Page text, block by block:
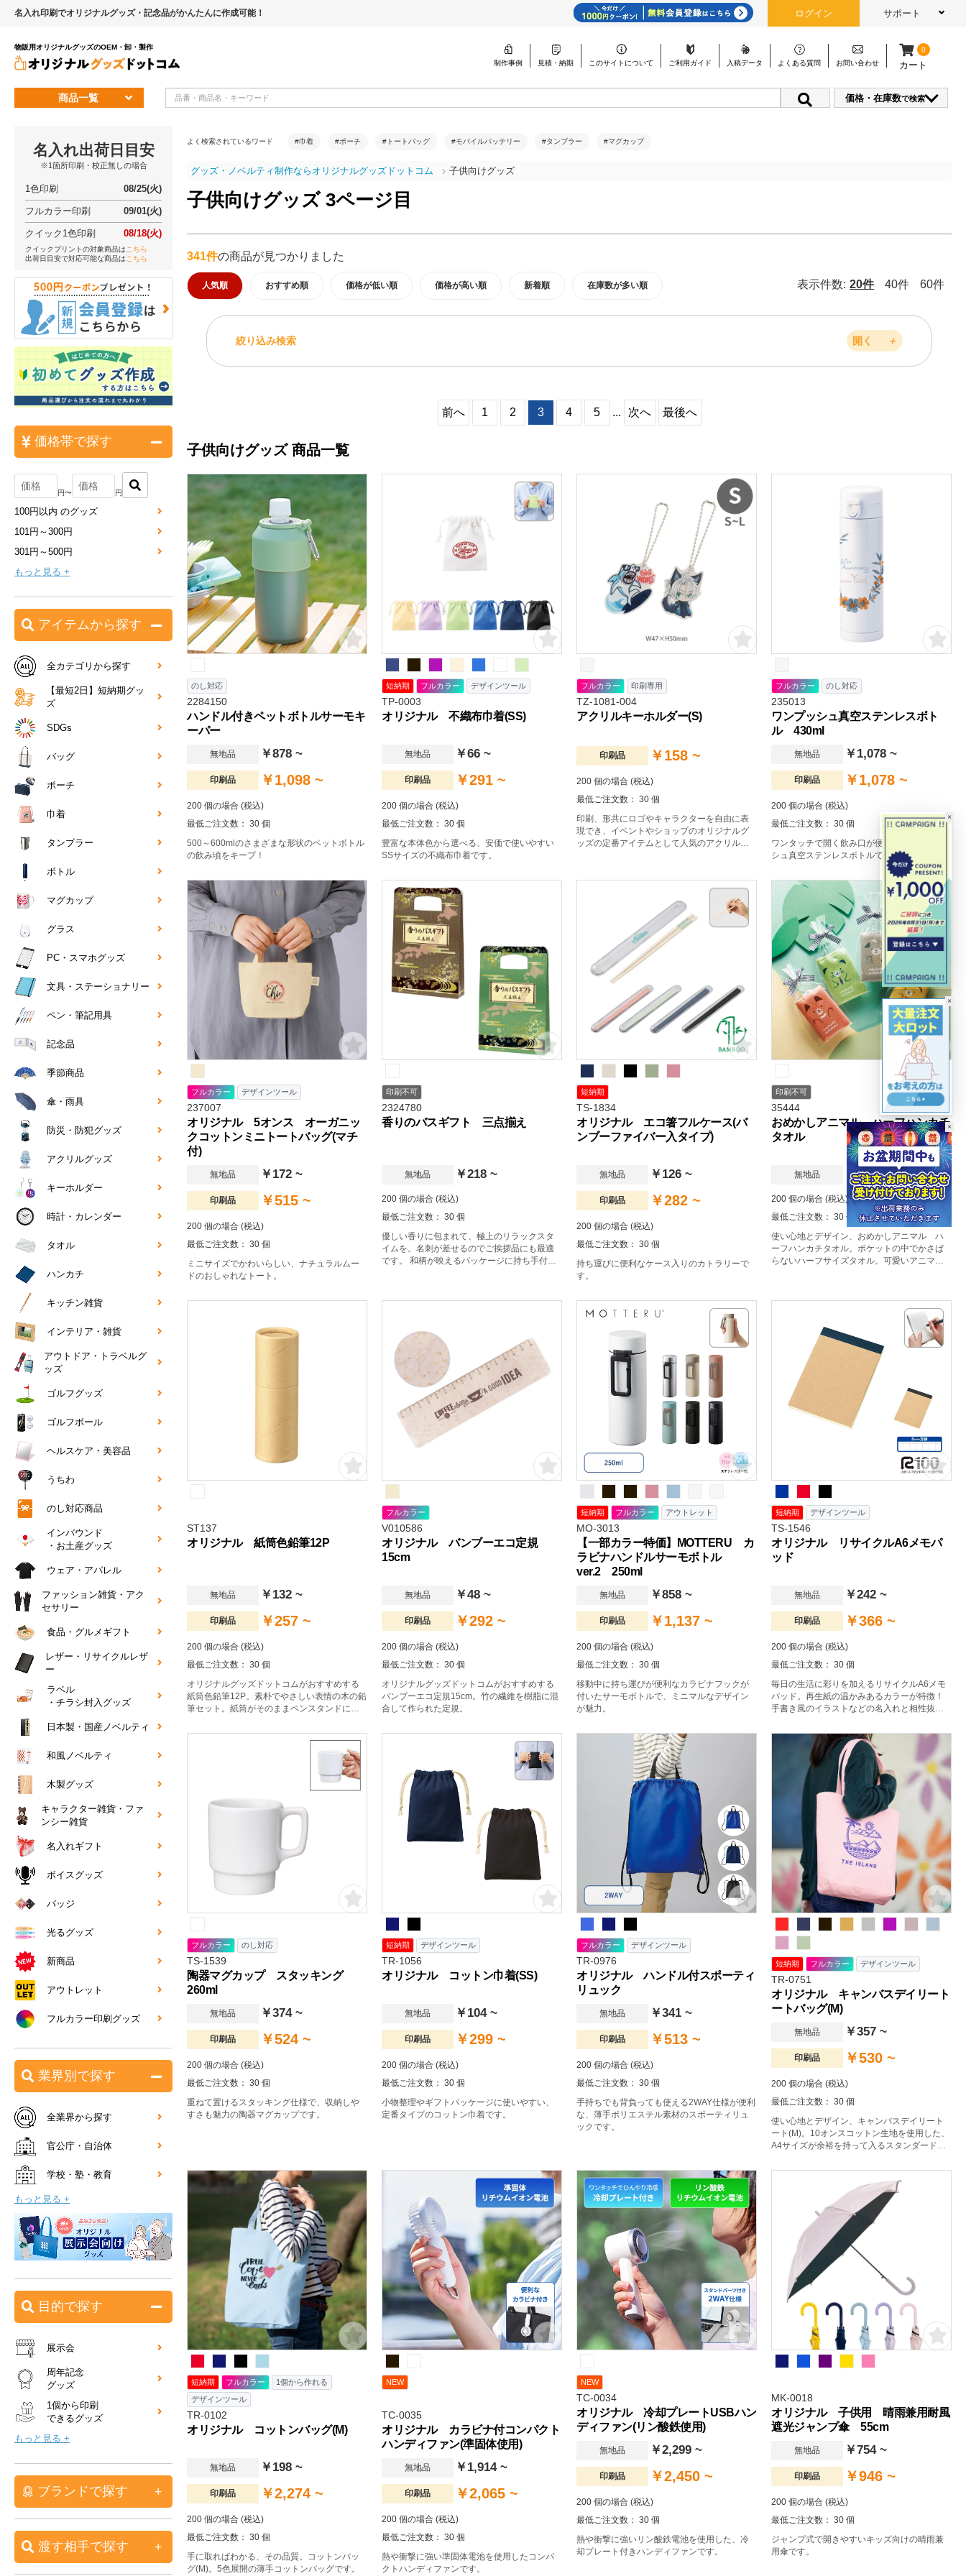
名入れ印刷でオリジナルグッズ・記念品がかんたんに作成可能！ ログイン サポート
物販用オリジナルグッズのOEM・卸・製作
制作事例
見積・納期 このサイトについて ご利用ガイド 入稿データ よくある質問 お問い合わせ
0
カート
商品一覧 価格・在庫数で検索
よく検索されているワード #巾着 #ポーチ #トートバッグ #モバイルバッテリー #タンブラー #マグカップ
グッズ・ノベルティ制作ならオリジナルグッズドットコム 子供向けグッズ
子供向けグッズ 3ページ目
341件の商品が見つかりました
人気順 おすすめ順 価格が低い順 価格が高い順 新着順 在庫数が多い順 表示件数: 20件 40件 60件
絞り込み検索 開く ＋
前へ 1 2 3 4 5 ... 次へ 最後へ
子供向けグッズ 商品一覧
のし対応
2284150
ハンドル付きペットボトルサーモキ
ーパー
無地品 ￥878 ~
印刷品 ￥1,098 ~
200 個の場合 (税込)
最低ご注文数： 30 個
500～600mlのさまざまな形状のペットボトル
の飲み頃をキープ！
短納期 フルカラー デザインツール
TP-0003
オリジナル 不織布巾着(SS)
無地品 ￥66 ~
印刷品 ￥291 ~
200 個の場合 (税込)
最低ご注文数： 30 個
豊富な本体色から選べる、安価で使いやすい
SSサイズの不織布巾着です。
フルカラー 印刷専用
TZ-1081-004
アクリルキーホルダー(S)
印刷品 ￥158 ~
200 個の場合 (税込)
最低ご注文数： 30 個
印刷、形共にロゴやキャラクターを自由に表
現でき、イベントやショップのオリジナルグ
ッズの定番アイテムとして人気のアクリルキ
フルカラー のし対応
235013
ワンプッシュ真空ステンレスボト
ル 430ml
無地品 ￥1,078 ~
印刷品 ￥1,078 ~
200 個の場合 (税込)
最低ご注文数： 30 個
ワンタッチで開く飲み口が便利な、ワンプッ
シュ真空ステンレスボトルです。
フルカラー デザインツール
237007
オリジナル 5オンス オーガニッ
クコットンミニトートバッグ(マチ
付)
無地品 ￥172 ~
印刷品 ￥515 ~
200 個の場合 (税込)
最低ご注文数： 30 個
ミニサイズでかわいらしい、ナチュラルムー
ドのおしゃれなトート。
印刷不可
2324780
香りのバスギフト 三点揃え
無地品 ￥218 ~
200 個の場合 (税込)
最低ご注文数： 30 個
優しい香りに包まれて、極上のリラックスタ
イムを。名刺が差せるのでご挨拶品にも最適
です。 和柄が映えるパッケージに持ち手付き
短納期
TS-1834
オリジナル エコ箸フルケース(バ
ンブーファイバー入タイプ)
無地品 ￥126 ~
印刷品 ￥282 ~
200 個の場合 (税込)
最低ご注文数： 30 個
持ち運びに便利なケース入りのカトラリーで
す。
印刷不可
35444
おめかしアニマル ハーフハンカチ
タオル
無地品 ￥55 ~
200 個の場合 (税込)
最低ご注文数： 30 個
使い心地とデザイン、おめかしアニマル ハ
ーフハンカチタオル。ポケットの中でかさば
らないハーフサイズタオル。可愛いアニマル
ST137
オリジナル 紙筒色鉛筆12P
無地品 ￥132 ~
印刷品 ￥257 ~
200 個の場合 (税込)
最低ご注文数： 30 個
オリジナルグッズドットコムがおすすめする
紙筒色鉛筆12P。素朴でやさしい表情の木の鉛
筆セット。紙筒がそのままペンスタンドに。6
けイベントで配布すれば、喜ばれること間違
フルカラー
V010586
オリジナル バンブーエコ定規
15cm
無地品 ￥48 ~
印刷品 ￥292 ~
200 個の場合 (税込)
最低ご注文数： 30 個
オリジナルグッズドットコムがおすすめする
バンブーエコ定規15cm。竹の繊維を樹脂に混
合して作られた定規。
短納期 フルカラー アウトレット
MO-3013
【一部カラー特価】MOTTERU カ
ラビナハンドルサーモボトル
ver.2 250ml
無地品 ￥858 ~
印刷品 ￥1,137 ~
200 個の場合 (税込)
最低ご注文数： 30 個
移動中に持ち運びが便利なカラビナフックが
付いたサーモボトルで、ミニマルなデザイン
が魅力。
短納期 デザインツール
TS-1546
オリジナル リサイクルA6メモパ
ッド
無地品 ￥242 ~
印刷品 ￥366 ~
200 個の場合 (税込)
最低ご注文数： 30 個
毎日の生活に彩りを加えるリサイクルA6メモ
パッド。再生紙の温かみあるカラーが特徴！
手書き風のイラストなどの名入れと相性抜
を取ろう 背表紙の色は三色の中からデザイン
と合うお好きな色をお選びください。 様々な
シーンで使用する機会が多いメモ帳は、送り
もとして。毎日の生活をより快適に。
フルカラー のし対応
TS-1539
陶器マグカップ スタッキング
260ml
無地品 ￥374 ~
印刷品 ￥524 ~
200 個の場合 (税込)
最低ご注文数： 30 個
重ねて置けるスタッキング仕様で、収納しや
すさも魅力の陶器マグカップです。
短納期 デザインツール
TR-1056
オリジナル コットン巾着(SS)
無地品 ￥104 ~
印刷品 ￥299 ~
200 個の場合 (税込)
最低ご注文数： 30 個
小物整理やギフトパッケージに使いやすい、
定番タイプのコットン巾着です。
フルカラー デザインツール
TR-0976
オリジナル ハンドル付スポーティ
リュック
無地品 ￥341 ~
印刷品 ￥513 ~
200 個の場合 (税込)
最低ご注文数： 30 個
手持ちでも背負っても使える2WAY仕様が便利
な、薄手ポリエステル素材のスポーティリュ
ックです。
短納期 フルカラー デザインツール
TR-0751
オリジナル キャンバスデイリート
ートバッグ(M)
無地品 ￥357 ~
印刷品 ￥530 ~
200 個の場合 (税込)
最低ご注文数： 30 個
使い心地とデザイン、キャンバスデイリート
ート(M)。10オンスコットン生地を使用した、
A4サイズが余裕を持って入るスタンダードな
やイベントのノベルティなど幅広くご利用い
ただけます。肩掛けのできる持ち手の長さが
ありますので、かさばる荷物を入れてもスマ
ートに持ち歩けます。エコバッグやサブバッ
グにもちょうど良いサイズです。印刷面が広
く、単色もフルカラー印刷にも対応しており
ますので、様々なデザインでオリジナルのト
ートバッグを作成でき。
短納期 フルカラー
1個から作れる
デザインツール
TR-0102
オリジナル コットンバッグ(M)
無地品 ￥198 ~
印刷品 ￥2,274 ~
200 個の場合 (税込)
最低ご注文数： 30 個
手に取ればわかる、その品質。コットンバッ
グ(M)。5色展開の薄手コットンバッグです。
NEW
TC-0035
オリジナル カラビナ付コンパクト
ハンディファン(準固体使用)
無地品 ￥1,914 ~
印刷品 ￥2,065 ~
200 個の場合 (税込)
最低ご注文数： 30 個
熱や衝撃に強い準固体電池を使用したコンパ
クトハンディファンです。
NEW
TC-0034
オリジナル 冷却プレートUSBハン
ディファン(リン酸鉄使用)
無地品 ￥2,299 ~
印刷品 ￥2,450 ~
200 個の場合 (税込)
最低ご注文数： 30 個
熱や衝撃に強いリン酸鉄電池を使用した、冷
却プレート付きハンディファンです。
MK-0018
オリジナル 子供用 晴雨兼用耐風
遮光ジャンプ傘 55cm
無地品 ￥754 ~
印刷品 ￥946 ~
200 個の場合 (税込)
最低ご注文数： 30 個
ジャンプ式で開きやすいキッズ向けの晴雨兼
用傘です。
名入れ出荷日目安
※1箇所印刷・校正無しの場合
1色印刷 08/25(火)
フルカラー印刷 09/01(火)
クイック1色印刷 08/18(火)
クイックプリントの対象商品は こちら
出荷日目安で対応可能な商品は こちら
価格帯で探す
円〜 円
100円以内 のグッズ
101円～300円
301円～500円
もっと見る +
アイテムから探す
全カテゴリから探す
【最短2日】短納期グッ
ズ
SDGs
バッグ
ポーチ
巾着
タンブラー
ボトル
マグカップ
グラス
PC・スマホグッズ
文具・ステーショナリー
ペン・筆記用具
記念品
季節商品
傘・雨具
防災・防犯グッズ
アクリルグッズ
キーホルダー
時計・カレンダー
タオル
ハンカチ
キッチン雑貨
インテリア・雑貨
アウトドア・トラベルグ
ッズ
ゴルフグッズ
ゴルフボール
ヘルスケア・美容品
うちわ
のし対応商品
インバウンド
・お土産グッズ
ウェア・アパレル
ファッション雑貨・アク
セサリー
食品・グルメギフト
レザー・リサイクルレザ
ー
ラベル
・チラシ封入グッズ
日本製・国産ノベルティ
和風ノベルティ
木製グッズ
キャラクター雑貨・ファ
ンシー雑貨
名入れギフト
ボイスグッズ
バッジ
光るグッズ
新商品
アウトレット
フルカラー印刷グッズ
業界別で探す
全業界から探す
官公庁・自治体
学校・塾・教育
もっと見る +
目的で探す
展示会
周年記念
グッズ
1個から印刷
できるグッズ
もっと見る +
ブランドで探す
渡す相手で探す
×
×
×